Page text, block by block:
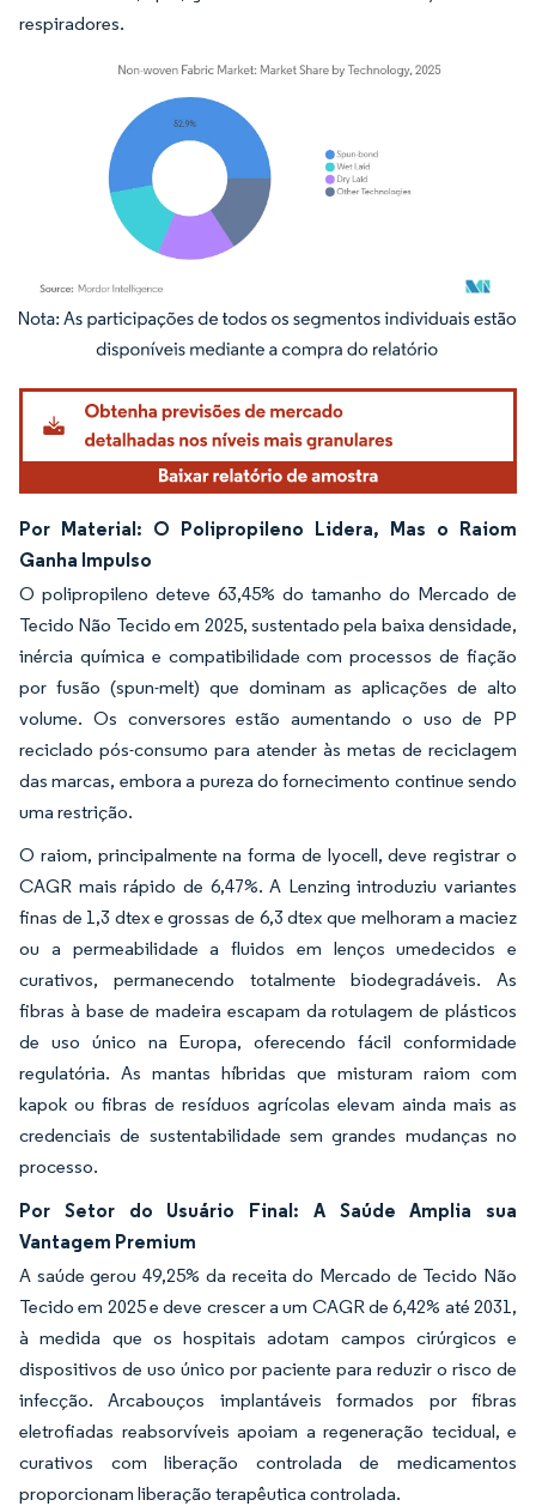
respiradores.
Imagem © Mordor Intelligence. O reuso requer atribuição conforme CC BY 4.0.
Por Material: O Polipropileno Lidera, Mas o Raiom
Ganha Impulso
O polipropileno deteve 63,45% do tamanho do Mercado de
Tecido Não Tecido em 2025, sustentado pela baixa densidade,
inércia química e compatibilidade com processos de fiação
por fusão (spun-melt) que dominam as aplicações de alto
volume. Os conversores estão aumentando o uso de PP
reciclado pós-consumo para atender às metas de reciclagem
das marcas, embora a pureza do fornecimento continue sendo
uma restrição.
O raiom, principalmente na forma de lyocell, deve registrar o
CAGR mais rápido de 6,47%. A Lenzing introduziu variantes
finas de 1,3 dtex e grossas de 6,3 dtex que melhoram a maciez
ou a permeabilidade a fluidos em lenços umedecidos e
curativos, permanecendo totalmente biodegradáveis. As
fibras à base de madeira escapam da rotulagem de plásticos
de uso único na Europa, oferecendo fácil conformidade
regulatória. As mantas híbridas que misturam raiom com
kapok ou fibras de resíduos agrícolas elevam ainda mais as
credenciais de sustentabilidade sem grandes mudanças no
processo.
Por Setor do Usuário Final: A Saúde Amplia sua
Vantagem Premium
A saúde gerou 49,25% da receita do Mercado de Tecido Não
Tecido em 2025 e deve crescer a um CAGR de 6,42% até 2031,
à medida que os hospitais adotam campos cirúrgicos e
dispositivos de uso único por paciente para reduzir o risco de
infecção. Arcabouços implantáveis formados por fibras
eletrofiadas reabsorvíveis apoiam a regeneração tecidual, e
curativos com liberação controlada de medicamentos
proporcionam liberação terapêutica controlada.